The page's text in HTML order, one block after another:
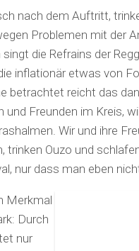
nach dem Auftritt,
Problemen mit der
die Refrains der
inflationär etwas von
betrachtet reicht das
und Freunden im Kreis,
Wir und ihre
trinken Ouzo und
nur dass man eben
Merkmal
Durch
nur